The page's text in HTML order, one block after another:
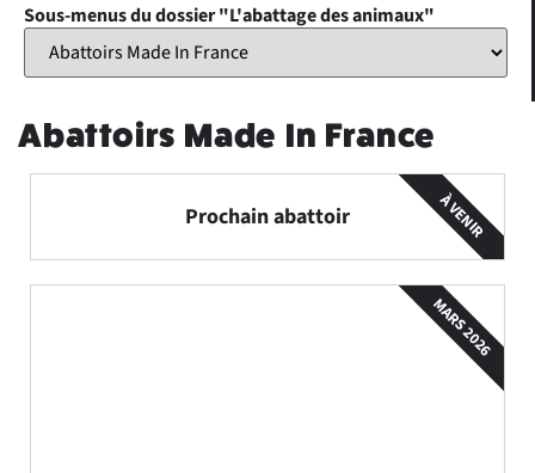
Sous-menus du dossier "L'abattage des animaux"
Abattoirs Made In France
Prochain abattoir À VENIR
MARS 2026